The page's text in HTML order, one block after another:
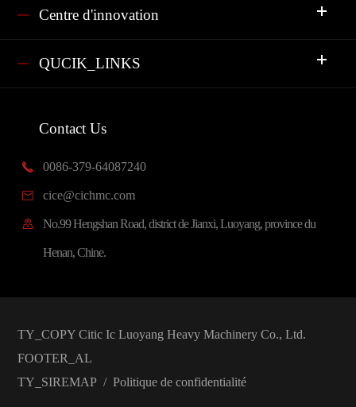
Centre d'innovation
QUCIK_LINKS
Contact Us
 0086-379-64087240
 cice@cichmc.com

No.99 Hengshan Road, district de Jianxi, Luoyang, province du
Henan, Chine.
TY_COPY Citic Ic Luoyang Heavy Machinery Co., Ltd.
FOOTER_AL
TY_SIREMAP/ Politique de confidentialité